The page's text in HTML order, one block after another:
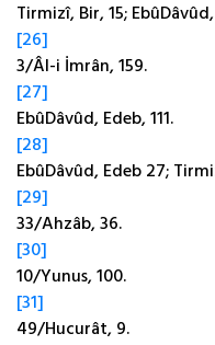
Tirmizî, Bir, 15;
[26]
3/Âl-i İmrân, 159.
[27]
EbûDâvûd, Edeb, 111.
[28]
EbûDâvûd, Edeb 27;
[29]
33/Ahzâb, 36.
[30]
10/Yunus, 100.
[31]
49/Hucurât, 9.